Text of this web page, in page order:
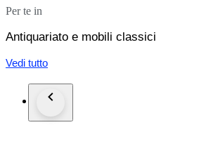
Per te in
Antiquariato e mobili classici
Vedi tutto